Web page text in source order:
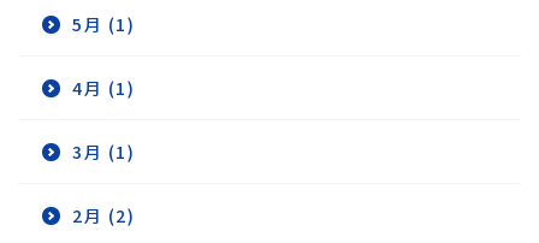
5月 (1)
4月 (1)
3月 (1)
2月 (2)